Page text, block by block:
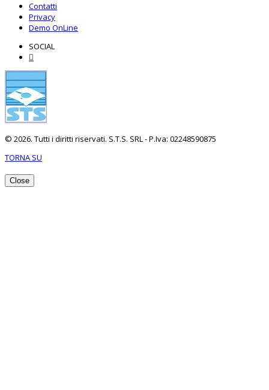
Contatti
Privacy
Demo OnLine
SOCIAL
© 2026. Tutti i diritti riservati. S.T.S. SRL - P.Iva: 02248590875
TORNA SU
Close